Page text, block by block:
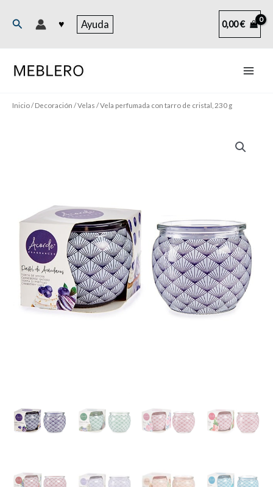
Buscar ♥ Ayuda 0,00€
Inicio/Decoración /Velas / Vela perfumada con tarro de cristal, 230 g